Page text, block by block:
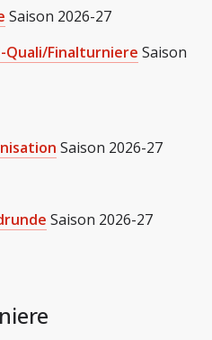
Saison 2026-27
Quali/Finalturniere Saison
Saison 2026-27
Saison 2026-27